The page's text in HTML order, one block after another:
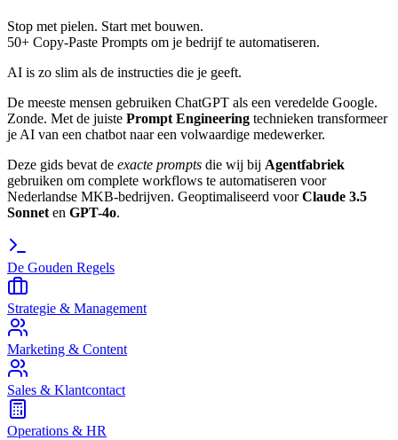
Stop met pielen. Start met bouwen.
50+ Copy-Paste Prompts om je bedrijf te automatiseren.
AI is zo slim als de instructies die je geeft.
De meeste mensen gebruiken ChatGPT als een veredelde Google.
Zonde. Met de juiste Prompt Engineering technieken transformeer
je AI van een chatbot naar een volwaardige medewerker.
Deze gids bevat de exacte prompts die wij bij Agentfabriek
gebruiken om complete workflows te automatiseren voor
Nederlandse MKB-bedrijven. Geoptimaliseerd voorClaude 3.5
Sonnet en GPT-4o.
De Gouden Regels
Strategie & Management
Marketing & Content
Sales & Klantcontact
Operations & HR